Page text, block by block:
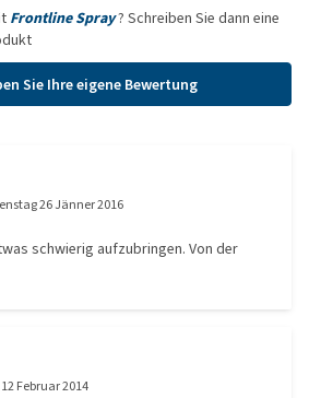
Frontline Spray? Schreiben Sie dann eine
Sie Ihre eigene Bewertung
26 Jänner 2016
schwierig aufzubringen. Von der
Februar 2014